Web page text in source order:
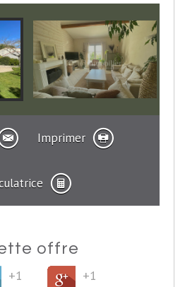
Imprimer
offre
+1
+1